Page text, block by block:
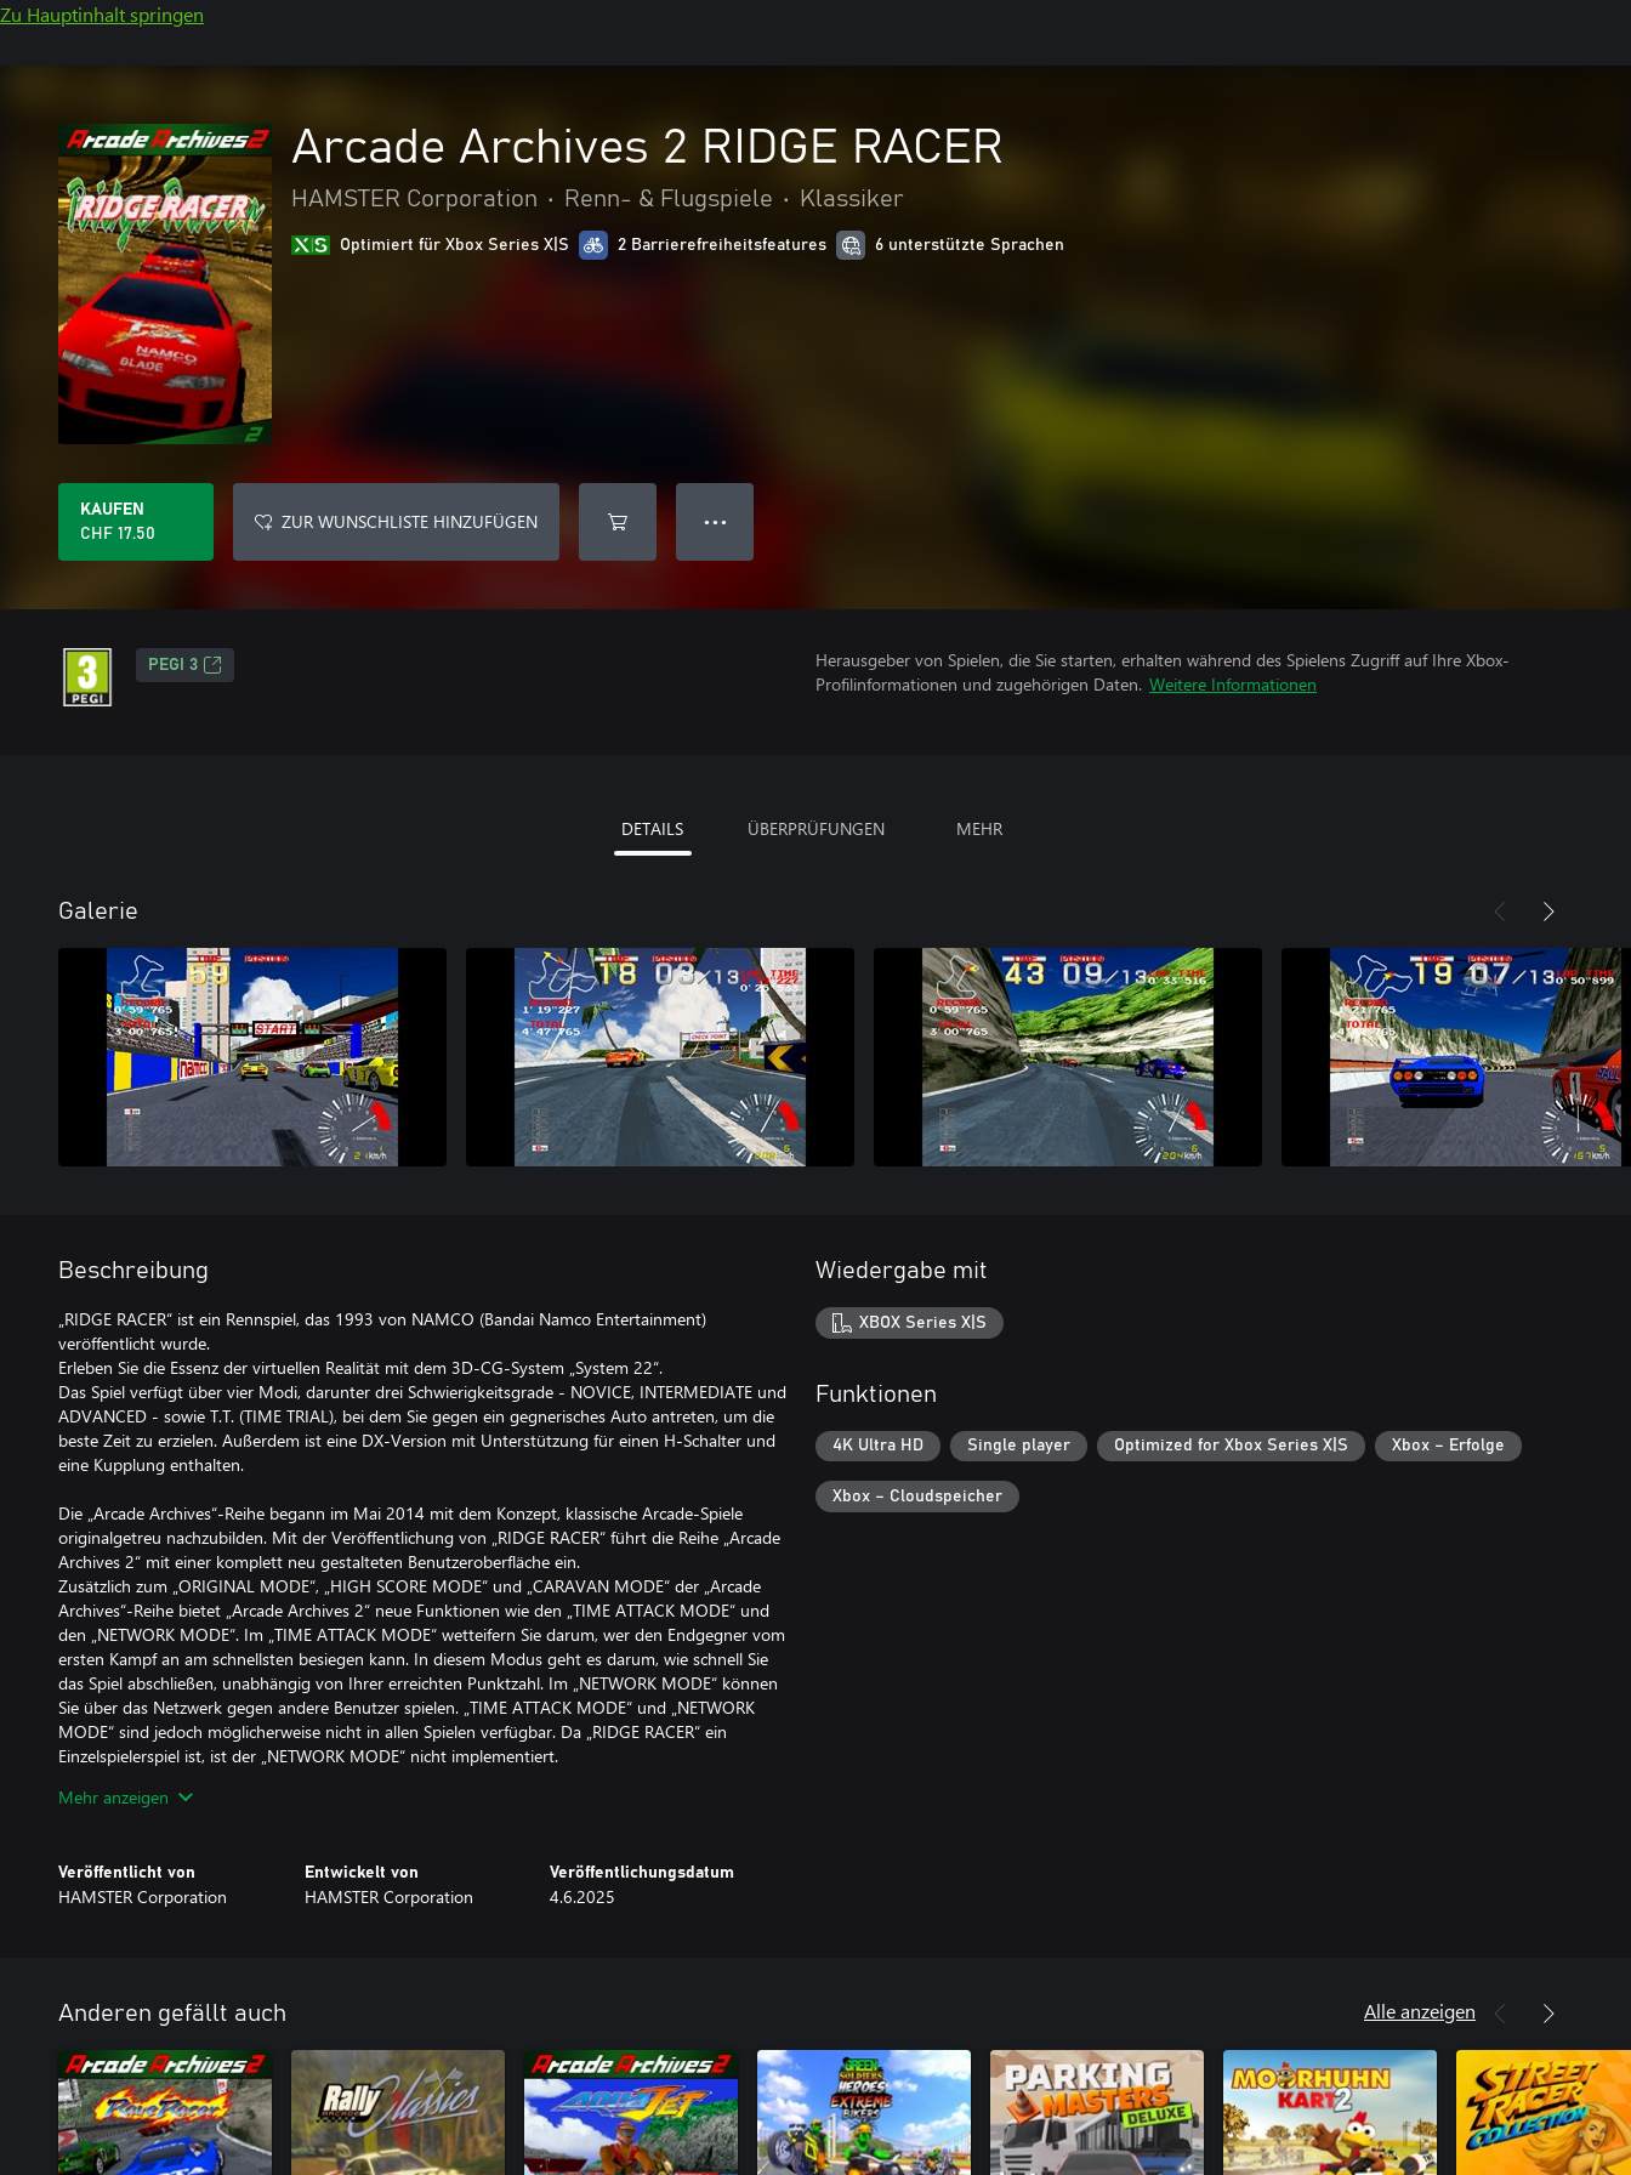
Zu Hauptinhalt springen
Arcade Archives 2 RIDGE RACER
HAMSTER Corporation • Renn- & Flugspiele • Klassiker
Optimiert für Xbox Series X|S 2 Barrierefreiheitsfeatures 6 unterstützte Sprachen
KAUFEN
CHF 17.50
ZUR WUNSCHLISTE HINZUFÜGEN ● ● ●
PEGI 3
Herausgeber von Spielen, die Sie starten, erhalten während des Spielens Zugriff auf Ihre Xbox-
Profilinformationen und zugehörigen Daten. Weitere Informationen
DETAILS ÜBERPRÜFUNGEN MEHR
Galerie
Beschreibung
„RIDGE RACER“ ist ein Rennspiel, das 1993 von NAMCO (Bandai Namco Entertainment)
veröffentlicht wurde.
Erleben Sie die Essenz der virtuellen Realität mit dem 3D-CG-System „System 22“.
Das Spiel verfügt über vier Modi, darunter drei Schwierigkeitsgrade - NOVICE, INTERMEDIATE und
ADVANCED - sowie T.T. (TIME TRIAL), bei dem Sie gegen ein gegnerisches Auto antreten, um die
beste Zeit zu erzielen. Außerdem ist eine DX-Version mit Unterstützung für einen H-Schalter und
eine Kupplung enthalten.
Die „Arcade Archives“-Reihe begann im Mai 2014 mit dem Konzept, klassische Arcade-Spiele
originalgetreu nachzubilden. Mit der Veröffentlichung von „RIDGE RACER“ führt die Reihe „Arcade
Archives 2“ mit einer komplett neu gestalteten Benutzeroberfläche ein.
Zusätzlich zum „ORIGINAL MODE“, „HIGH SCORE MODE“ und „CARAVAN MODE“ der „Arcade
Archives“-Reihe bietet „Arcade Archives 2“ neue Funktionen wie den „TIME ATTACK MODE“ und
den „NETWORK MODE“. Im „TIME ATTACK MODE“ wetteifern Sie darum, wer den Endgegner vom
ersten Kampf an am schnellsten besiegen kann. In diesem Modus geht es darum, wie schnell Sie
das Spiel abschließen, unabhängig von Ihrer erreichten Punktzahl. Im „NETWORK MODE“ können
Sie über das Netzwerk gegen andere Benutzer spielen. „TIME ATTACK MODE“ und „NETWORK
MODE“ sind jedoch möglicherweise nicht in allen Spielen verfügbar. Da „RIDGE RACER“ ein
Einzelspielerspiel ist, ist der „NETWORK MODE“ nicht implementiert.
Zusätzlich wurde die Funktionalität deutlich verbessert. Es wurden mehrere Speicherplätze anstelle
Unterstützung wurde hinzugefügt, um das Spielerlebnis des ursprünglichen Arcade-Spiels noch
präziser nachzubilden.
*Das Optionsmenü und das Handbuch sind in Japanisch, Englisch, Französisch, Deutsch, Italienisch
und Spanisch verfügbar.
Mehr anzeigen
Veröffentlicht von
HAMSTER Corporation
Entwickelt von
HAMSTER Corporation
Veröffentlichungsdatum
4.6.2025
Wiedergabe mit
XBOX Series X|S
Funktionen
4K Ultra HD Single player Optimized for Xbox Series X|S Xbox – Erfolge
Xbox – Cloudspeicher
Anderen gefällt auch Alle anzeigen